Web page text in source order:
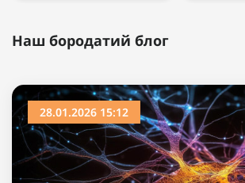
Наш бородатий блог
28.01.2026 15:12